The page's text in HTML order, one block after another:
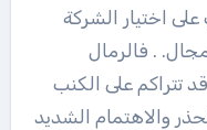
اختيار الشركة
. فالرمال
قد تتراكم على الكنب
والاهتمام الشديد